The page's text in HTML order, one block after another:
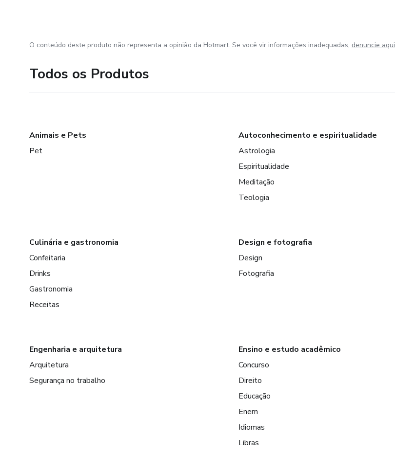
O conteúdo deste produto não representa a opinião da Hotmart. Se você vir informações inadequadas, denuncie aqui
Todos os Produtos
Animais e Pets
Pet
Autoconhecimento e espiritualidade
Astrologia
Espiritualidade
Meditação
Teologia
Culinária e gastronomia
Confeitaria
Drinks
Gastronomia
Receitas
Design e fotografia
Design
Fotografia
Engenharia e arquitetura
Arquitetura
Segurança no trabalho
Ensino e estudo acadêmico
Concurso
Direito
Educação
Enem
Idiomas
Libras